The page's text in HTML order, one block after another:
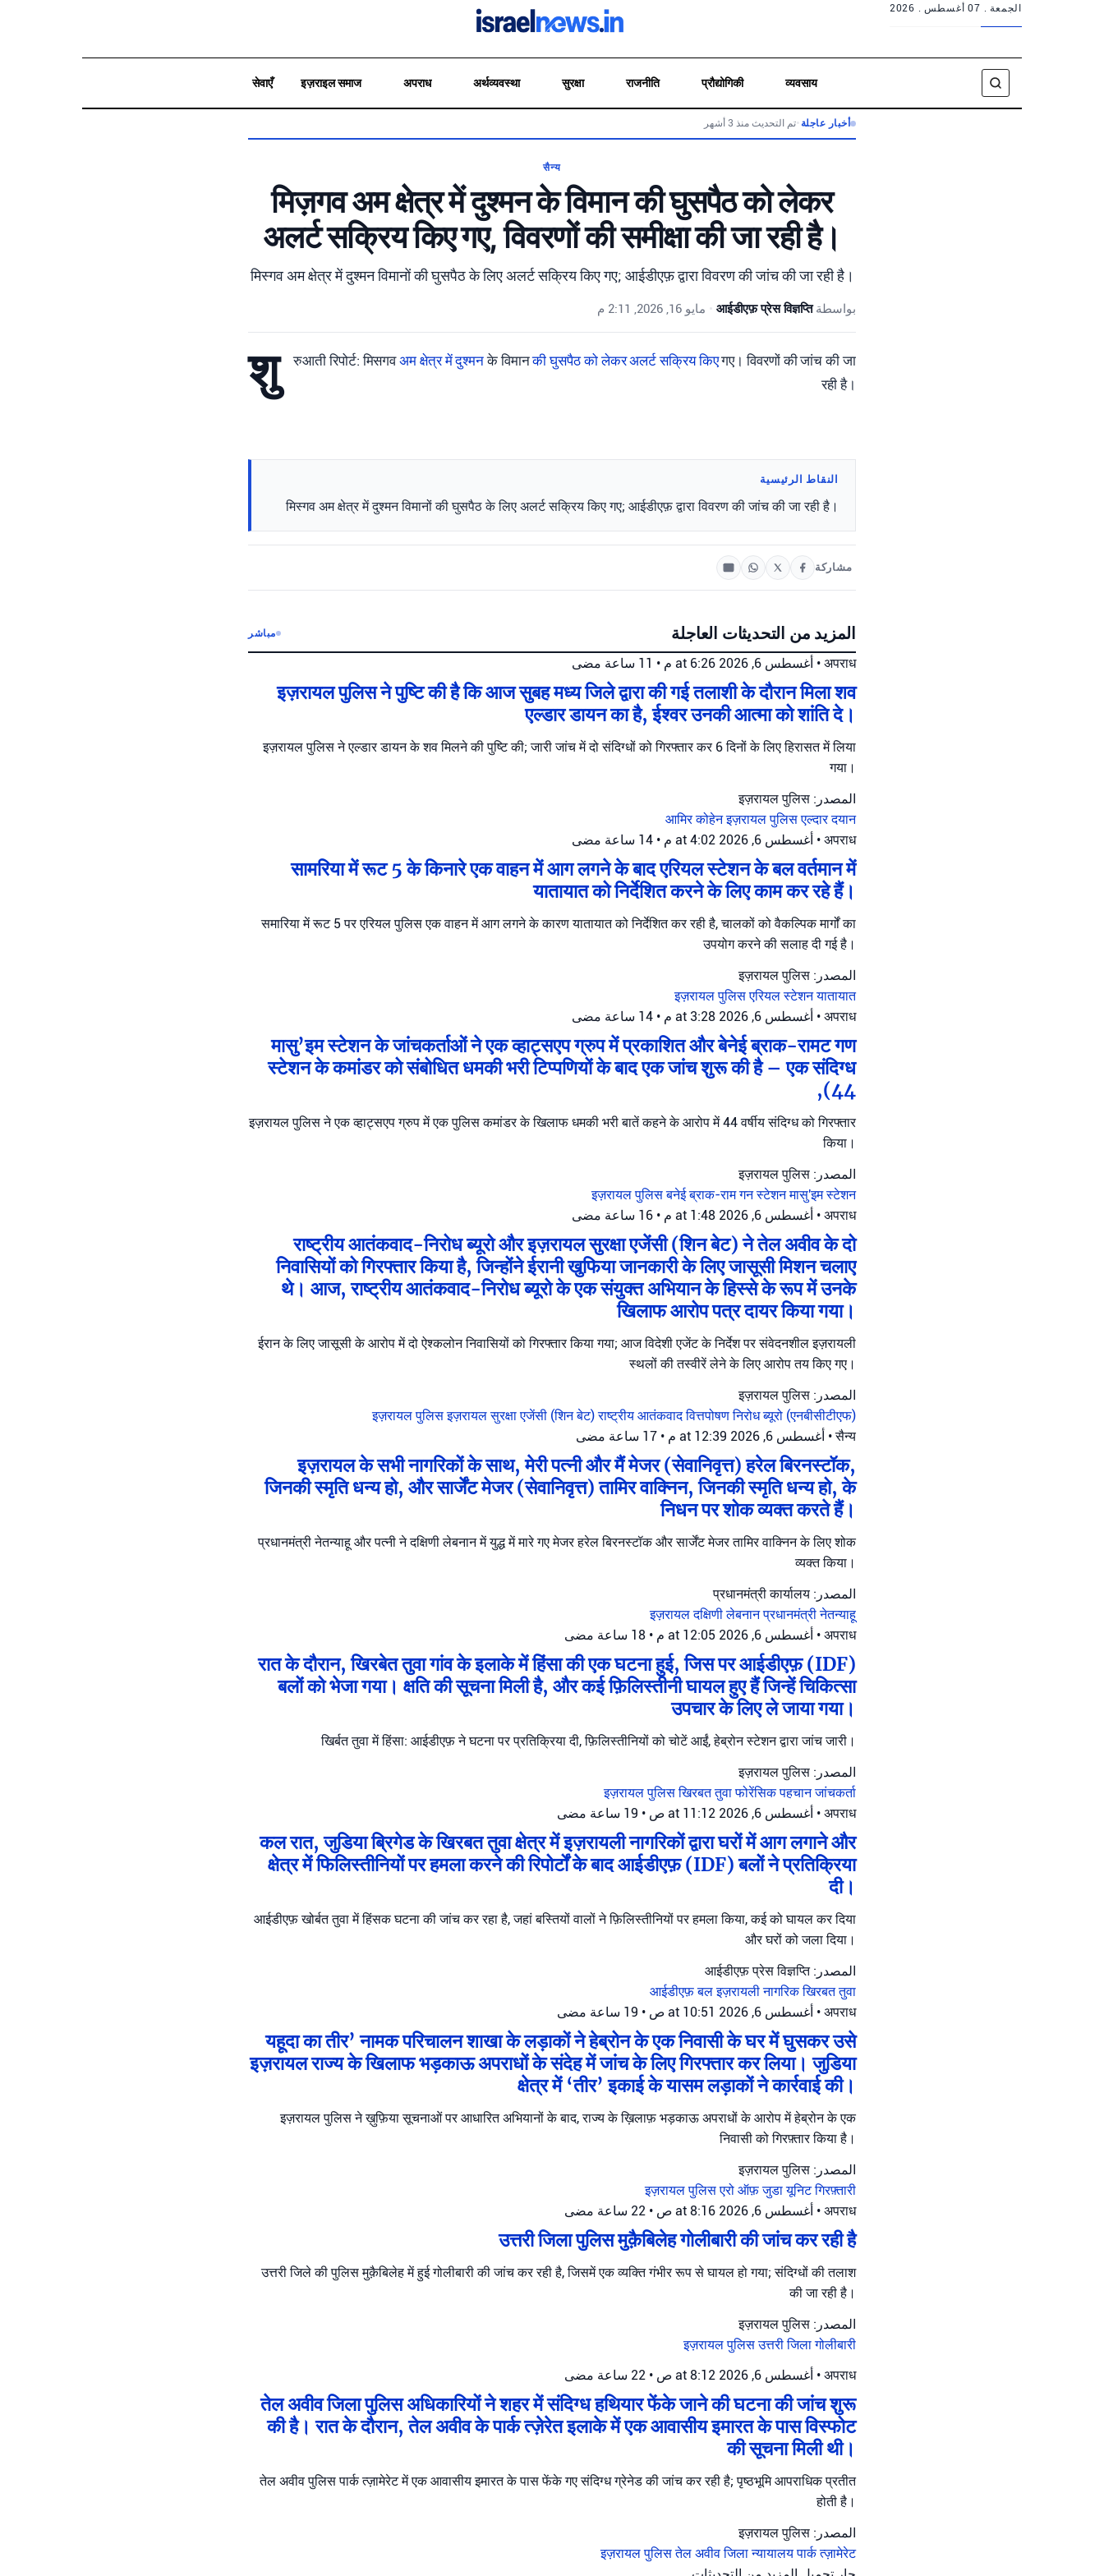
الجمعة . 07 أغسطس . 2026
व्यवसाय
प्रौद्योगिकी
राजनीति
सुरक्षा
अर्थव्यवस्था
अपराध
इज़राइल समाज
सेवाएँ
بحث
أخبار عاجلة •تم التحديث منذ 3 أشهر
सैन्य
मिज़गव अम क्षेत्र में दुश्मन के विमान की घुसपैठ को लेकर
अलर्ट सक्रिय किए गए, विवरणों की समीक्षा की जा रही है।
मिस्गव अम क्षेत्र में दुश्मन विमानों की घुसपैठ के लिए अलर्ट सक्रिय किए गए; आईडीएफ़ द्वारा विवरण की जांच की जा रही है।
بواسطةआईडीएफ़ प्रेस विज्ञप्ति
• مايو 16, 2026, 2:11 م
शु रुआती रिपोर्ट: मिसगवअम क्षेत्रमें दुश्मनके विमानकी घुसपैठको लेकर अलर्ट सक्रिय किएगए। विवरणों की जांच की जा
रही है।
النقاط الرئيسية
मिस्गव अम क्षेत्र में दुश्मन विमानों की घुसपैठ के लिए अलर्ट सक्रिय किए गए; आईडीएफ़ द्वारा विवरण की जांच की जा रही है।
مشاركة
المزيد من التحديثات العاجلة مباشر
अपराध
• أغسطس 6, 2026 at 6:26 م • 11 ساعة مضى
इज़रायल पुलिस ने पुष्टि की है कि आज सुबह मध्य जिले द्वारा की गई तलाशी के दौरान मिला शव
एल्डार डायन का है, ईश्वर उनकी आत्मा को शांति दे।
इज़रायल पुलिस ने एल्डार डायन के शव मिलने की पुष्टि की; जारी जांच में दो संदिग्धों को गिरफ्तार कर 6 दिनों के लिए हिरासत में लिया
गया।
المصدر: इज़रायल पुलिस
आमिर कोहेनइज़रायल पुलिसएल्दार दयान
अपराध
• أغسطس 6, 2026 at 4:02 م • 14 ساعة مضى
सामरिया में रूट 5 के किनारे एक वाहन में आग लगने के बाद एरियल स्टेशन के बल वर्तमान में
यातायात को निर्देशित करने के लिए काम कर रहे हैं।
समारिया में रूट 5 पर एरियल पुलिस एक वाहन में आग लगने के कारण यातायात को निर्देशित कर रही है, चालकों को वैकल्पिक मार्गों का
उपयोग करने की सलाह दी गई है।
المصدر: इज़रायल पुलिस
इज़रायल पुलिसएरियल स्टेशनयातायात
अपराध
• أغسطس 6, 2026 at 3:28 م • 14 ساعة مضى
मासु’इम स्टेशन के जांचकर्ताओं ने एक व्हाट्सएप ग्रुप में प्रकाशित और बेनेई ब्राक-रामट गण
स्टेशन के कमांडर को संबोधित धमकी भरी टिप्पणियों के बाद एक जांच शुरू की है – एक संदिग्ध
(44,
इज़रायल पुलिस ने एक व्हाट्सएप ग्रुप में एक पुलिस कमांडर के खिलाफ धमकी भरी बातें कहने के आरोप में 44 वर्षीय संदिग्ध को गिरफ्तार
किया।
المصدر: इज़रायल पुलिस
इज़रायल पुलिसबनेई ब्राक-राम गन स्टेशनमासु'इम स्टेशन
अपराध
• أغسطس 6, 2026 at 1:48 م • 16 ساعة مضى
राष्ट्रीय आतंकवाद-निरोध ब्यूरो और इज़रायल सुरक्षा एजेंसी (शिन बेट) ने तेल अवीव के दो
निवासियों को गिरफ्तार किया है, जिन्होंने ईरानी खुफिया जानकारी के लिए जासूसी मिशन चलाए
थे। आज, राष्ट्रीय आतंकवाद-निरोध ब्यूरो के एक संयुक्त अभियान के हिस्से के रूप में उनके
खिलाफ आरोप पत्र दायर किया गया।
ईरान के लिए जासूसी के आरोप में दो ऐश्कलोन निवासियों को गिरफ्तार किया गया; आज विदेशी एजेंट के निर्देश पर संवेदनशील इज़रायली
स्थलों की तस्वीरें लेने के लिए आरोप तय किए गए।
المصدر: इज़रायल पुलिस
इज़रायल पुलिसइज़रायल सुरक्षा एजेंसी (शिन बेट)राष्ट्रीय आतंकवाद वित्तपोषण निरोध ब्यूरो (एनबीसीटीएफ)
सैन्य
• أغسطس 6, 2026 at 12:39 م • 17 ساعة مضى
इज़रायल के सभी नागरिकों के साथ, मेरी पत्नी और मैं मेजर (सेवानिवृत्त) हरेल बिरनस्टॉक,
जिनकी स्मृति धन्य हो, और सार्जेंट मेजर (सेवानिवृत्त) तामिर वाक्निन, जिनकी स्मृति धन्य हो, के
निधन पर शोक व्यक्त करते हैं।
प्रधानमंत्री नेतन्याहू और पत्नी ने दक्षिणी लेबनान में युद्ध में मारे गए मेजर हरेल बिरनस्टॉक और सार्जेंट मेजर तामिर वाक्निन के लिए शोक
व्यक्त किया।
المصدر: प्रधानमंत्री कार्यालय
इज़रायलदक्षिणी लेबनानप्रधानमंत्री नेतन्याहू
अपराध
• أغسطس 6, 2026 at 12:05 م • 18 ساعة مضى
रात के दौरान, खिरबेत तुवा गांव के इलाके में हिंसा की एक घटना हुई, जिस पर आईडीएफ़ (IDF)
बलों को भेजा गया। क्षति की सूचना मिली है, और कई फ़िलिस्तीनी घायल हुए हैं जिन्हें चिकित्सा
उपचार के लिए ले जाया गया।
खिर्बत तुवा में हिंसा: आईडीएफ़ ने घटना पर प्रतिक्रिया दी, फ़िलिस्तीनियों को चोटें आईं, हेब्रोन स्टेशन द्वारा जांच जारी।
المصدر: इज़रायल पुलिस
इज़रायल पुलिसखिरबत तुवाफोरेंसिक पहचान जांचकर्ता
अपराध
• أغسطس 6, 2026 at 11:12 ص • 19 ساعة مضى
कल रात, जुडिया ब्रिगेड के खिरबत तुवा क्षेत्र में इज़रायली नागरिकों द्वारा घरों में आग लगाने और
क्षेत्र में फिलिस्तीनियों पर हमला करने की रिपोर्टों के बाद आईडीएफ़ (IDF) बलों ने प्रतिक्रिया
दी।
आईडीएफ़ खोर्बत तुवा में हिंसक घटना की जांच कर रहा है, जहां बस्तियों वालों ने फ़िलिस्तीनियों पर हमला किया, कई को घायल कर दिया
और घरों को जला दिया।
المصدر: आईडीएफ़ प्रेस विज्ञप्ति
आईडीएफ़ बलइज़रायली नागरिकखिरबत तुवा
अपराध
• أغسطس 6, 2026 at 10:51 ص • 19 ساعة مضى
यहूदा का तीर’ नामक परिचालन शाखा के लड़ाकों ने हेब्रोन के एक निवासी के घर में घुसकर उसे
इज़रायल राज्य के खिलाफ भड़काऊ अपराधों के संदेह में जांच के लिए गिरफ्तार कर लिया। जुडिया
क्षेत्र में ‘तीर’ इकाई के यासम लड़ाकों ने कार्रवाई की।
इज़रायल पुलिस ने ख़ुफ़िया सूचनाओं पर आधारित अभियानों के बाद, राज्य के ख़िलाफ़ भड़काऊ अपराधों के आरोप में हेब्रोन के एक
निवासी को गिरफ़्तार किया है।
المصدر: इज़रायल पुलिस
इज़रायल पुलिसएरो ऑफ़ जुडा यूनिटगिरफ़्तारी
अपराध
• أغسطس 6, 2026 at 8:16 ص • 22 ساعة مضى
उत्तरी जिला पुलिस मुक़ैबिलेह गोलीबारी की जांच कर रही है
उत्तरी जिले की पुलिस मुक़ैबिलेह में हुई गोलीबारी की जांच कर रही है, जिसमें एक व्यक्ति गंभीर रूप से घायल हो गया; संदिग्धों की तलाश
की जा रही है।
المصدر: इज़रायल पुलिस
इज़रायल पुलिसउत्तरी जिलागोलीबारी
अपराध
• أغسطس 6, 2026 at 8:12 ص • 22 ساعة مضى
तेल अवीव जिला पुलिस अधिकारियों ने शहर में संदिग्ध हथियार फेंके जाने की घटना की जांच शुरू
की है। रात के दौरान, तेल अवीव के पार्क त्ज़ेरेत इलाके में एक आवासीय इमारत के पास विस्फोट
की सूचना मिली थी।
तेल अवीव पुलिस पार्क त्ज़ामेरेट में एक आवासीय इमारत के पास फेंके गए संदिग्ध ग्रेनेड की जांच कर रही है; पृष्ठभूमि आपराधिक प्रतीत
होती है।
المصدر: इज़रायल पुलिस
इज़रायल पुलिसतेल अवीव जिला न्यायालयपार्क त्ज़ामेरेट